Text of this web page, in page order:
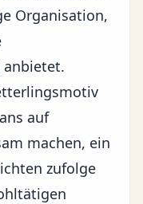
Organisation,
auf
machen, ein
zufolge